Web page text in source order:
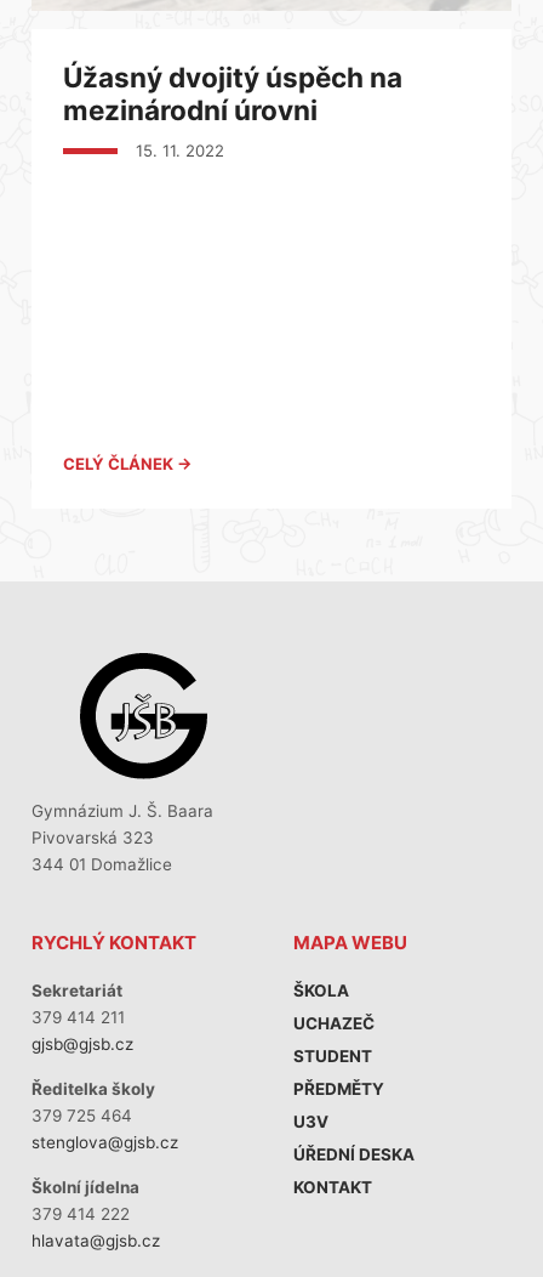
Úžasný dvojitý úspěch na
mezinárodní úrovni
15. 11. 2022
CELÝ ČLÁNEK →
Gymnázium J. Š. Baara
Pivovarská 323
344 01 Domažlice
RYCHLÝ KONTAKT
Sekretariát
379 414 211
gjsb@gjsb.cz
Ředitelka školy
379 725 464
stenglova@gjsb.cz
Školní jídelna
379 414 222
hlavata@gjsb.cz
MAPA WEBU
ŠKOLA
UCHAZEČ
STUDENT
PŘEDMĚTY
U3V
ÚŘEDNÍ DESKA
KONTAKT